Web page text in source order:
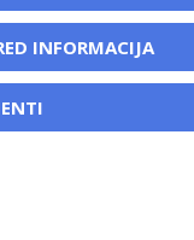
INFORMACIJA